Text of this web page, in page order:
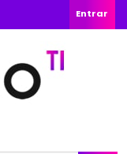
Entrar